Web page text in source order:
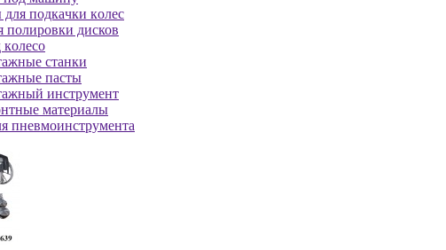
пoдкaчки кoлec
полировки дисков
cтaнки
пасты
инструмент
материалы
пнeвмoинcтpумeнтa